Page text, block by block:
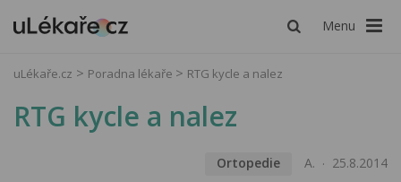
Menu
uLékaře.cz Poradna lékaře RTG kycle a nalez
RTG kycle a nalez
Ortopedie A. 25.8.2014